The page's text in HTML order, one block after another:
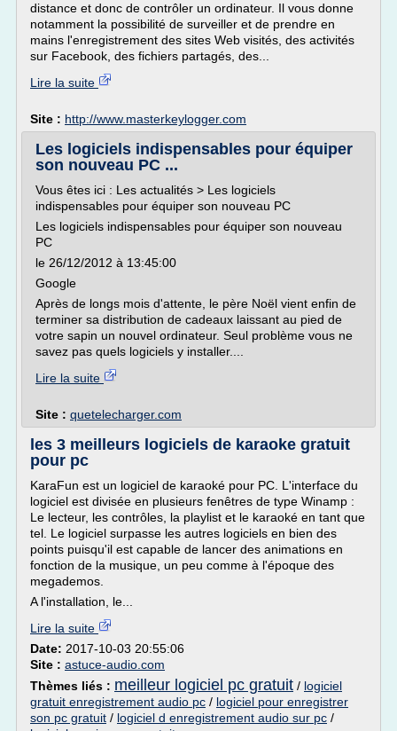
distance et donc de contrôler un ordinateur. Il vous donne
notamment la possibilité de surveiller et de prendre en
mains l'enregistrement des sites Web visités, des activités
sur Facebook, des fichiers partagés, des...
Lire la suite
Site : http://www.masterkeylogger.com
Les logiciels indispensables pour équiper
son nouveau PC ...
Vous êtes ici : Les actualités > Les logiciels
indispensables pour équiper son nouveau PC
Les logiciels indispensables pour équiper son nouveau
PC
le 26/12/2012 à 13:45:00
Google
Après de longs mois d'attente, le père Noël vient enfin de
terminer sa distribution de cadeaux laissant au pied de
votre sapin un nouvel ordinateur. Seul problème vous ne
savez pas quels logiciels y installer....
Lire la suite
Site : quetelecharger.com
les 3 meilleurs logiciels de karaoke gratuit
pour pc
KaraFun est un logiciel de karaoké pour PC. L'interface du
logiciel est divisée en plusieurs fenêtres de type Winamp :
Le lecteur, les contrôles, la playlist et le karaoké en tant que
tel. Le logiciel surpasse les autres logiciels en bien des
points puisqu'il est capable de lancer des animations en
fonction de la musique, un peu comme à l'époque des
megademos.
A l'installation, le...
Lire la suite
Date: 2017-10-03 20:55:06
Site : astuce-audio.com
Thèmes liés : meilleur logiciel pc gratuit / logiciel
gratuit enregistrement audio pc / logiciel pour enregistrer
son pc gratuit / logiciel d enregistrement audio sur pc /